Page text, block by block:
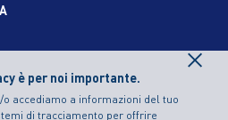
è per noi importante.
accediamo a informazioni del tuo
di tracciamento per offrire
×